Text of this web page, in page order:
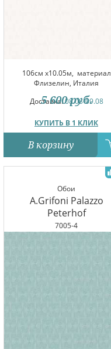
106см x10.05м, материал
Флизелин, Италия
Доставка:08.08-09.08
КУПИТЬ В 1 КЛИК
5 600 руб.
В корзину
Обои
A.Grifoni Palazzo
Peterhof
7005-4